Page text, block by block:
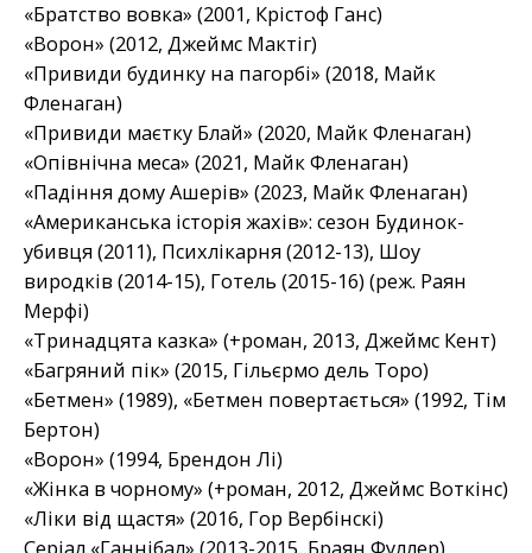
«Братство вовка» (2001, Крістоф Ганс)
«Ворон» (2012, Джеймс Мактіг)
«Привиди будинку на пагорбі» (2018, Майк
Фленаган)
«Привиди маєтку Блай» (2020, Майк Фленаган)
«Опівнічна меса» (2021, Майк Фленаган)
«Падіння дому Ашерів» (2023, Майк Фленаган)
«Американська історія жахів»: сезон Будинок-
убивця (2011), Психлікарня (2012-13), Шоу
виродків (2014-15), Готель (2015-16) (реж. Раян
Мерфі)
«Тринадцята казка» (+роман, 2013, Джеймс Кент)
«Багряний пік» (2015, Гільєрмо дель Торо)
«Бетмен» (1989), «Бетмен повертається» (1992, Тім
Бертон)
«Ворон» (1994, Брендон Лі)
«Жінка в чорному» (+роман, 2012, Джеймс Воткінс)
«Ліки від щастя» (2016, Гор Вербінскі)